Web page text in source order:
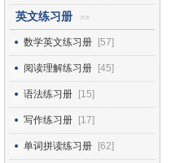
英文练习册 >>
数学英文练习册 [57]
阅读理解练习册 [45]
语法练习册 [15]
写作练习册 [17]
单词拼读练习册 [62]